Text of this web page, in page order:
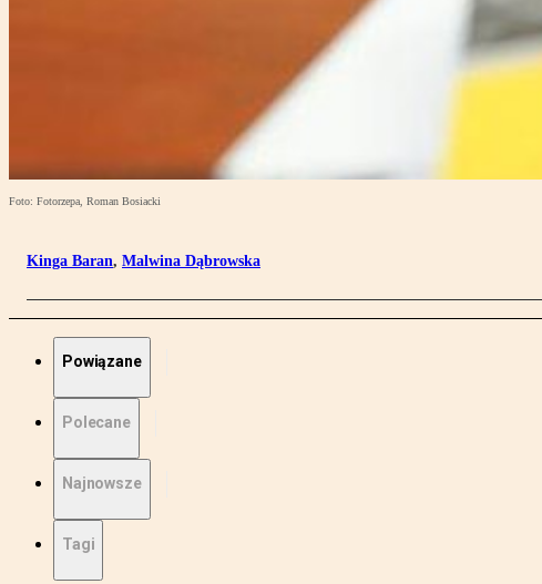
Foto: Fotorzepa, Roman Bosiacki
Kinga Baran, Malwina Dąbrowska
Powiązane
Polecane
Najnowsze
Tagi